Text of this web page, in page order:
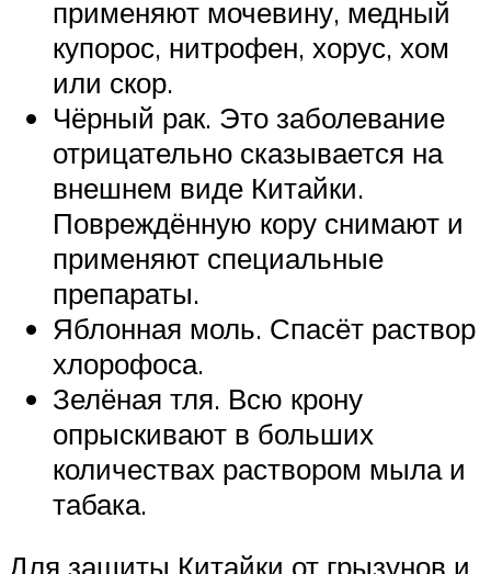
применяют мочевину, медный
купорос, нитрофен, хорус, хом
или скор.
Чёрный рак. Это заболевание
отрицательно сказывается на
внешнем виде Китайки.
Повреждённую кору снимают и
применяют специальные
препараты.
Яблонная моль. Спасёт раствор
хлорофоса.
Зелёная тля. Всю крону
опрыскивают в больших
количествах раствором мыла и
табака.
Для защиты Китайки от грызунов и